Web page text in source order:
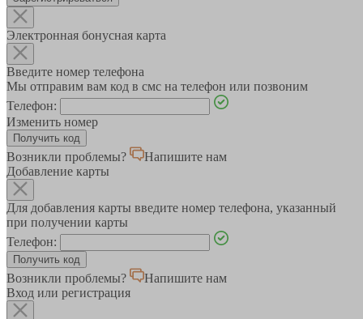
Электронная бонусная карта
Введите номер телефона
Мы отправим вам код в смс на телефон или позвоним
Телефон:
Изменить номер
Возникли проблемы?
Напишите нам
Добавление карты
Для добавления карты введите номер телефона, указанный
при получении карты
Телефон:
Возникли проблемы?
Напишите нам
Вход или регистрация